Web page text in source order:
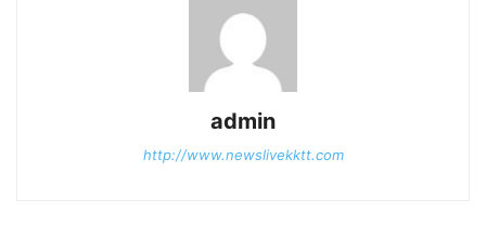
admin
http://www.newslivekktt.com